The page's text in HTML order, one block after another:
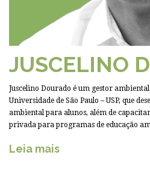
JUSCELINO
Juscelino Dourado é um gestor
Universidade de São Paulo – USP, que
ambiental para alunos, além de
privada para programas de educação
Leia mais